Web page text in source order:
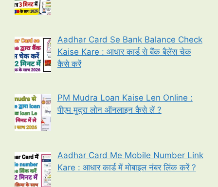
Aadhar Card Se Bank Balance Check
Kaise Kare : आधार कार्ड से बैंक बैलेंस चेक
कैसे करें
PM Mudra Loan Kaise Len Online :
पीएम मुद्रा लोन ऑनलाइन कैसे लें ?
Aadhar Card Me Mobile Number Link
Kare : आधार कार्ड में मोबाइल नंबर लिंक करें ?